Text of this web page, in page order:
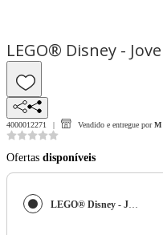
LEGO® Disney -
4000012271 Vendido e entregue por M
Ofertas disponíveis
LEGO® Disney - Jovem Simba, o Rei Leão